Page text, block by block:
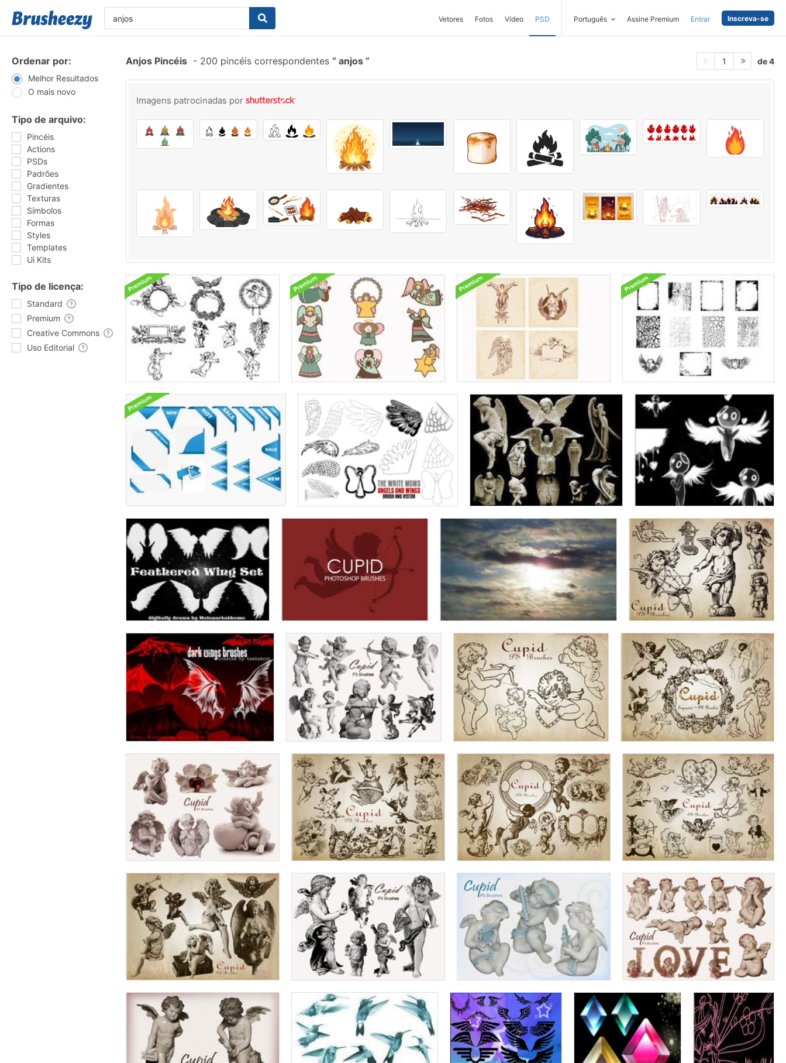
Vetores Fotos Vídeo PSD Português Assine Premium Entrar Inscreva-se
Ordenar por:
Melhor Resultados
O mais novo
Tipo de arquivo:
Pincéis
Actions
PSDs
Padrões
Gradientes
Texturas
Símbolos
Formas
Styles
Templates
Ui Kits
Tipo de licença:
Standard
Premium
Creative Commons
Uso Editorial
Anjos Pincéis - 200 pincéis correspondentes anjos 1 de 4
Imagens patrocinadas por